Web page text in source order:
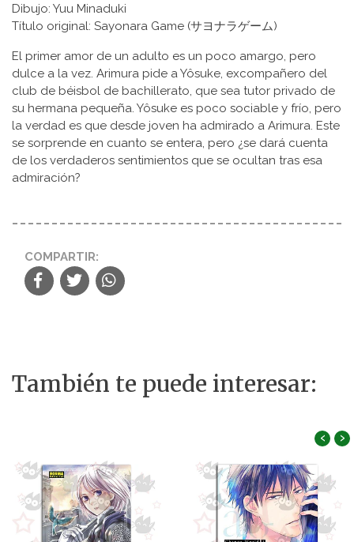
Dibujo: Yuu Minaduki
Título original: Sayonara Game (サヨナラゲーム)
El primer amor de un adulto es un poco amargo, pero
dulce a la vez. Arimura pide a Yôsuke, excompañero del
club de béisbol de bachillerato, que sea tutor privado de
su hermana pequeña. Yôsuke es poco sociable y frío, pero
la verdad es que desde joven ha admirado a Arimura. Este
se sorprende en cuanto se entera, pero ¿se dará cuenta
de los verdaderos sentimientos que se ocultan tras esa
admiración?
COMPARTIR:
También te puede interesar:
‹ ›